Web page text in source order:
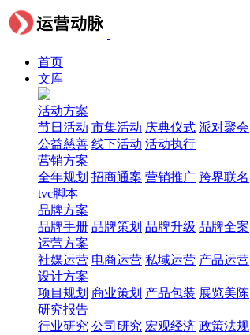
首页
文库
活动方案
节日活动 市集活动 庆典仪式 派对聚会
公益慈善 线下活动 活动执行
营销方案
全年规划 招商通案 营销推广 跨界联名
tvc脚本
品牌方案
品牌手册 品牌策划 品牌升级 品牌全案
运营方案
社媒运营 电商运营 私域运营 产品运营
设计方案
项目规划 商业策划 产品包装 展览美陈
研究报告
行业研究 公司研究 宏观经济 政策法规